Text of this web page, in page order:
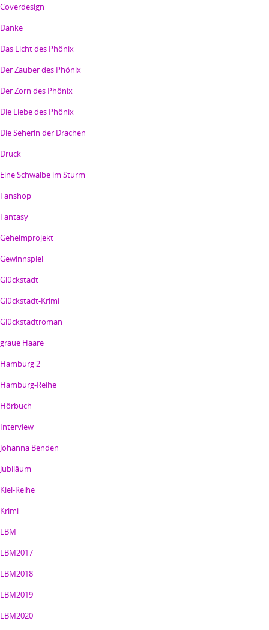
Coverdesign
Danke
Das Licht des Phönix
Der Zauber des Phönix
Der Zorn des Phönix
Die Liebe des Phönix
Die Seherin der Drachen
Druck
Eine Schwalbe im Sturm
Fanshop
Fantasy
Geheimprojekt
Gewinnspiel
Glückstadt
Glückstadt-Krimi
Glückstadtroman
graue Haare
Hamburg 2
Hamburg-Reihe
Hörbuch
Interview
Johanna Benden
Jubiläum
Kiel-Reihe
Krimi
LBM
LBM2017
LBM2018
LBM2019
LBM2020